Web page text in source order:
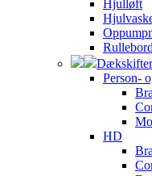
Hjulløft
Dækskifter
Person-
HD